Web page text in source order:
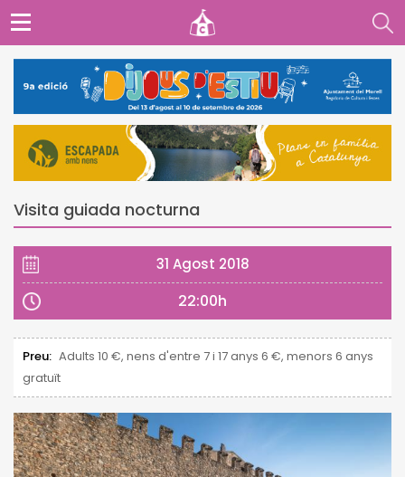
Visita guiada nocturna
31 Agost 2018
22:00h
Preu: Adults 10 €, nens d'entre 7 i 17 anys 6 €, menors 6 anys
gratuït